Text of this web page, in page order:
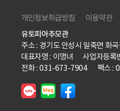
개인정보취급방침 이용약관
유토피아추모관
주소 : 경기도 안성시 일죽면 화
대표자명 : 이명녀
사업자등
전화 : 031-673-7904
팩스 :